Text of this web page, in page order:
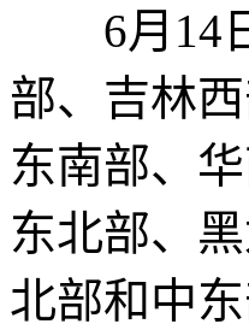
6月14日
部、吉林
东南部、
东北部、
北部和中